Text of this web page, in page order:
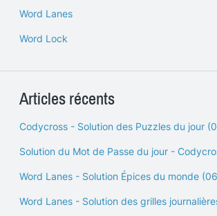
Word Lanes
Word Lock
Articles récents
Codycross - Solution des Puzzles du jour
Solution du Mot de Passe du jour -
Word Lanes - Solution Épices du monde
Word Lanes - Solution des grilles